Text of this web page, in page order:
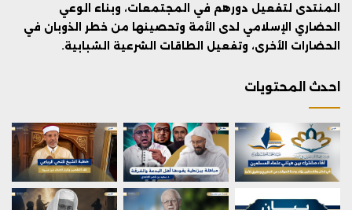
المنتدى لتفعيل دورهم في المجتمعات، وبناء الوعي
الحضاري الإسلامي لدى الأمة وتحصينها من خطر الذوبان في
الحضارات الأخرى، وتفعيل الطاقات الشرعية الشبابية.
احدث المحتويات